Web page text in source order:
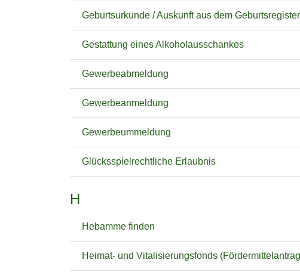
Geburtsurkunde / Auskunft aus dem Geburtsregister
Gestattung eines Alkoholausschankes
Gewerbeabmeldung
Gewerbeanmeldung
Gewerbeummeldung
Glücksspielrechtliche Erlaubnis
H
Hebamme finden
Heimat- und Vitalisierungsfonds